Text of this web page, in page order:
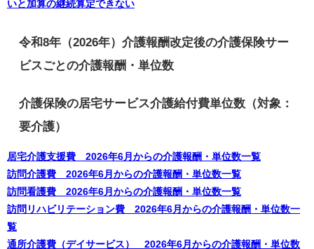
いと加算の継続算定できない
令和8年（2026年）介護報酬改定後の介護保険サー
ビスごとの介護報酬・単位数
介護保険の居宅サービス介護給付費単位数（対象：
要介護）
居宅介護支援費 2026年6月からの介護報酬・単位数一覧
訪問介護費 2026年6月からの介護報酬・単位数一覧
訪問看護費 2026年6月からの介護報酬・単位数一覧
訪問リハビリテーション費 2026年6月からの介護報酬・単位数一
覧
通所介護費（デイサービス） 2026年6月からの介護報酬・単位数